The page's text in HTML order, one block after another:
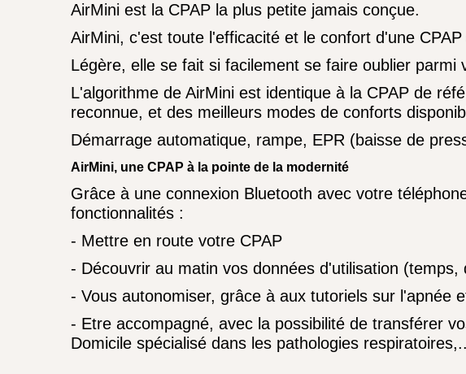
AirMini est la CPAP la plus petite jamais conçue.
AirMini, c'est toute l'efficacité et le confort d'une
Légère, elle se fait si facilement se faire oublier parmi
L'algorithme de AirMini est identique à la CPAP de
reconnue, et des meilleurs modes de conforts
Démarrage automatique, rampe, EPR (baisse de
AirMini, une CPAP à la pointe de la modernité
Grâce à une connexion Bluetooth avec votre
fonctionnalités :
- Mettre en route votre CPAP
- Découvrir au matin vos données d'utilisation
- Vous autonomiser, grâce à aux tutoriels sur l'apnée
- Etre accompagné, avec la possibilité de transférer
Domicile spécialisé dans les pathologies